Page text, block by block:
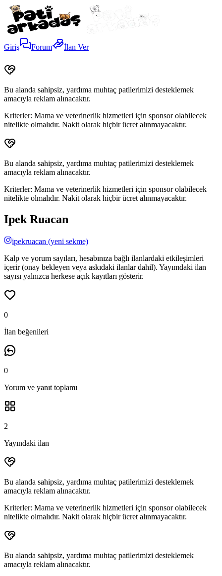
Giriş Forum İlan Ver
Bu alanda sahipsiz, yardıma muhtaç patilerimizi desteklemek
amacıyla reklam alınacaktır.
Kriterler: Mama ve veterinerlik hizmetleri için sponsor olabilecek
nitelikte olmalıdır. Nakit olarak hiçbir ücret alınmayacaktır.
Bu alanda sahipsiz, yardıma muhtaç patilerimizi desteklemek
amacıyla reklam alınacaktır.
Kriterler: Mama ve veterinerlik hizmetleri için sponsor olabilecek
nitelikte olmalıdır. Nakit olarak hiçbir ücret alınmayacaktır.
Ipek Ruacan
ipekruacan (yeni sekme)
Kalp ve yorum sayıları, hesabınıza bağlı ilanlardaki etkileşimleri
içerir (onay bekleyen veya askıdaki ilanlar dahil). Yayımdaki ilan
sayısı yalnızca herkese açık kayıtları gösterir.
0
İlan beğenileri
0
Yorum ve yanıt toplamı
2
Yayındaki ilan
Bu alanda sahipsiz, yardıma muhtaç patilerimizi desteklemek
amacıyla reklam alınacaktır.
Kriterler: Mama ve veterinerlik hizmetleri için sponsor olabilecek
nitelikte olmalıdır. Nakit olarak hiçbir ücret alınmayacaktır.
Bu alanda sahipsiz, yardıma muhtaç patilerimizi desteklemek
amacıyla reklam alınacaktır.